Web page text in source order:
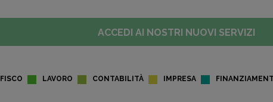
ACCEDI AI NOSTRI NUOVI SERVIZI
FISCO LAVORO CONTABILITÀ IMPRESA